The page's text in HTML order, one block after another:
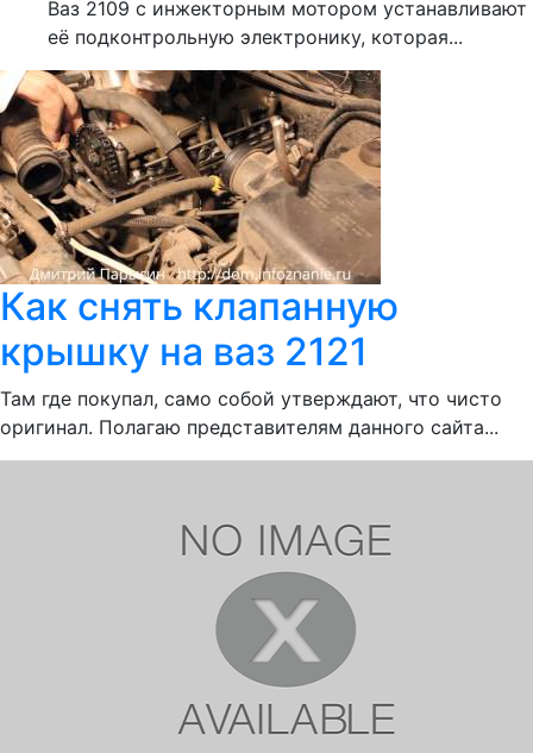
Ваз 2109 с инжекторным мотором устанавливают
её подконтрольную электронику, которая...
Как снять клапанную
крышку на ваз 2121
Там где покупал, само собой утверждают, что чисто
оригинал. Полагаю представителям данного сайта...